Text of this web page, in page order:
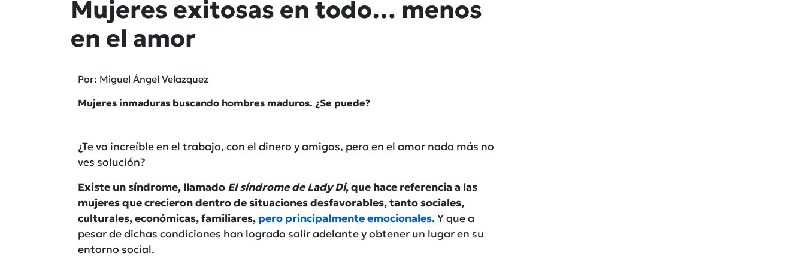
Mujeres exitosas en todo… menos
en el amor
Por: Miguel Ángel Velazquez
Mujeres inmaduras buscando hombres maduros. ¿Se puede?
¿Te va increíble en el trabajo, con el dinero y amigos, pero en el amor nada más no
ves solución?
Existe un síndrome, llamado El síndrome de Lady Di, que hace referencia a las
mujeres que crecieron dentro de situaciones desfavorables, tanto sociales,
culturales, económicas, familiares, pero principalmente emocionales.Y que a
pesar de dichas condiciones han logrado salir adelante y obtener un lugar en su
entorno social.